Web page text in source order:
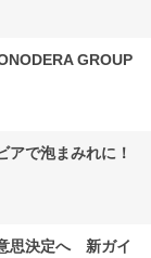
GROUP
アで泡まみれに！
思決定へ 新ガイ